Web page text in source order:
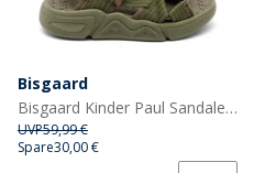
Bisgaard
Bisgaard Kinder Paul Sandalen Olive
UVP59,99 €
Spare30,00 €